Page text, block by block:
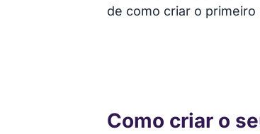
de como criar o
Como criar o